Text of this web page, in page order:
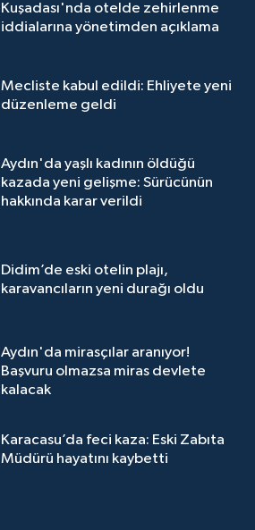
Kuşadası'nda otelde zehirlenme
iddialarına yönetimden açıklama
Mecliste kabul edildi: Ehliyete yeni
düzenleme geldi
Aydın'da yaşlı kadının öldüğü
kazada yeni gelişme: Sürücünün
hakkında karar verildi
Didim’de eski otelin plajı,
karavancıların yeni durağı oldu
Aydın'da mirasçılar aranıyor!
Başvuru olmazsa miras devlete
kalacak
Karacasu’da feci kaza: Eski Zabıta
Müdürü hayatını kaybetti